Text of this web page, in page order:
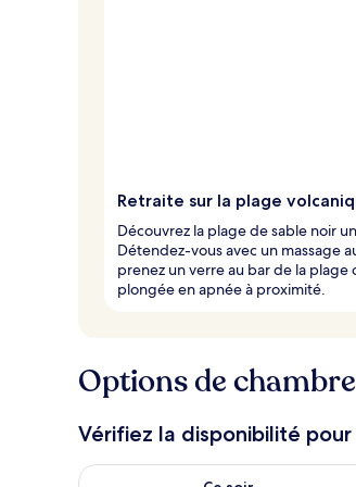
Retraite sur la plage
Découvrez la plage de sable noir
Détendez-vous avec un massage
prenez un verre au bar de la plage
plongée en apnée à proximité.
Options de chambre
Vérifiez la disponibilité
Vérifier la disponibilité pour ce soir